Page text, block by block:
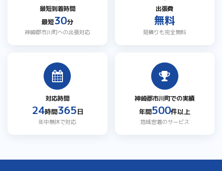
最短到着時間
最短30分
神崎郡市川町への出張対応
出張費
無料
見積りも完全無料
対応時間
24時間365日
年中無休で対応
神崎郡市川町での実績
年間500件以上
地域密着のサービス